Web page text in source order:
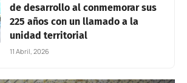
de desarrollo al conmemorar sus
225 años con un llamado a la
unidad territorial
11 Abril, 2026